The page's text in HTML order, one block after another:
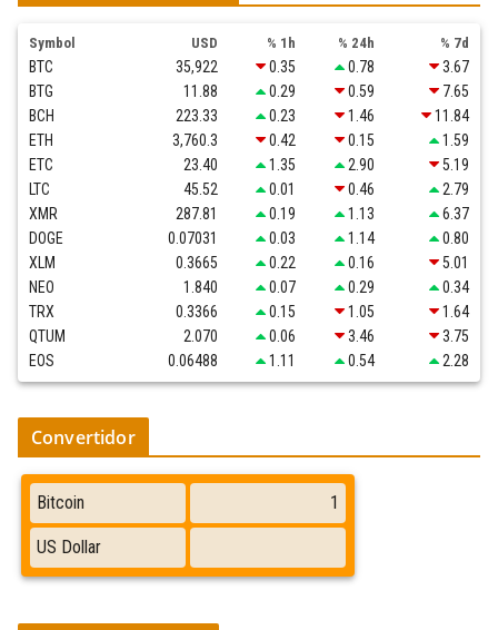
Symbol USD % 1h % 24h % 7d
BTC 35,922 0.35 0.78
3.67
BTG
11.88 0.29 0.59
7.65
BCH
223.33 0.23 1.46
11.84
ETH
3,760.3 0.42 0.15
1.59
ETC
23.40 1.35 2.90
5.19
LTC
45.52 0.01 0.46
2.79
XMR
287.81 0.19 1.13
6.37
DOGE
0.07031 0.03 1.14
0.80
XLM
0.3665 0.22 0.16
5.01
NEO
1.840 0.07 0.29
0.34
TRX
0.3366 0.15 1.05
1.64
QTUM
2.070 0.06 3.46
3.75
EOS
0.06488 1.11 0.54 2.28
Convertidor